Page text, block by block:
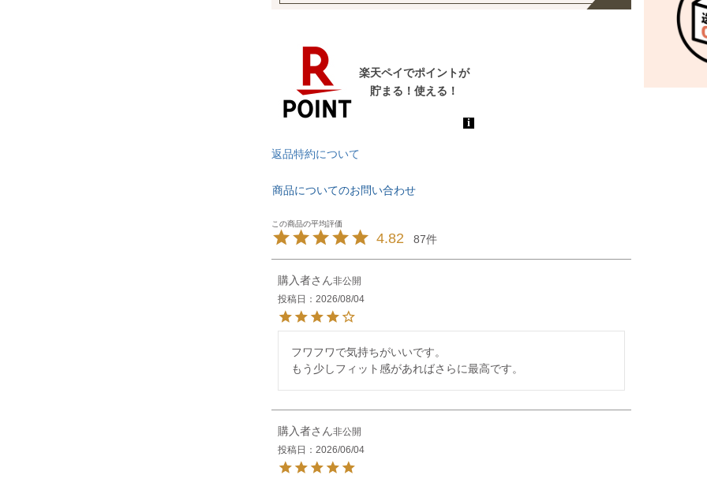
返品特約について
商品についてのお問い合わせ
4.82 87
購入者
非公開
投稿日
2026/08/04
フワフワで気持ちがいいです。
もう少しフィット感があればさらに最高です。
購入者
非公開
投稿日
2026/06/04